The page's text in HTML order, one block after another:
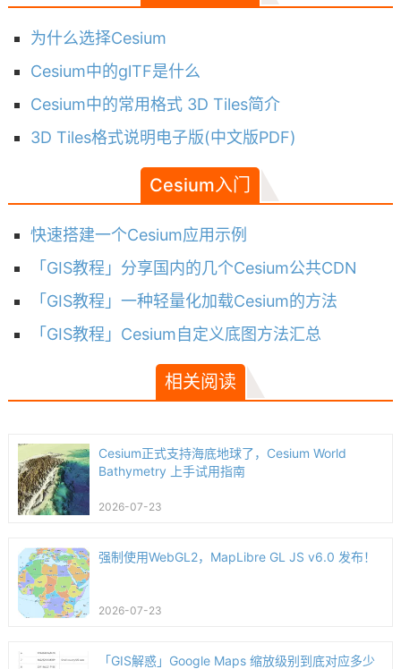
为什么选择Cesium
Cesium中的glTF是什么
Cesium中的常用格式 3D Tiles简介
3D Tiles格式说明电子版(中文版PDF)
Cesium入门
快速搭建一个Cesium应用示例
「GIS教程」分享国内的几个Cesium公共CDN
「GIS教程」一种轻量化加载Cesium的方法
「GIS教程」Cesium自定义底图方法汇总
相关阅读
Cesium正式支持海底地球了，Cesium World
Bathymetry 上手试用指南
2026-07-23
强制使用WebGL2，MapLibre GL JS v6.0 发布！
2026-07-23
「GIS解惑」Google Maps 缩放级别到底对应多少